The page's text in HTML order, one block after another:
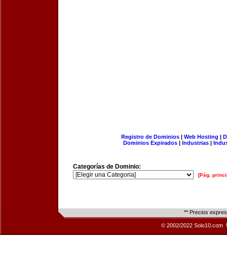
Registro de Dominios| Web Hosting |
Dominios Expirados | Industrias |
Categorías de Dominio:
[Pág.
** Precios
© 2002/2022 Solo10.com